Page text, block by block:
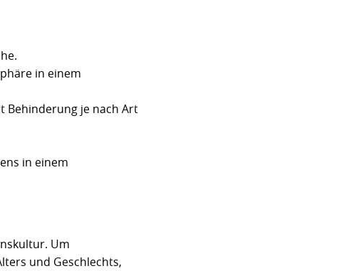
in einem
Behinderung je nach Art
in einem
Um
und Geschlechts,